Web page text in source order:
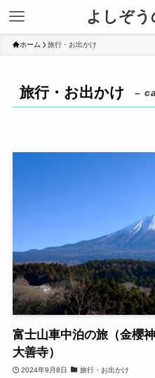
よしぞう
ホーム 旅行・お出かけ
旅行・お出かけ –
富士山車中泊の旅（金櫻
大善寺）
2024年9月8日 旅行・お出かけ